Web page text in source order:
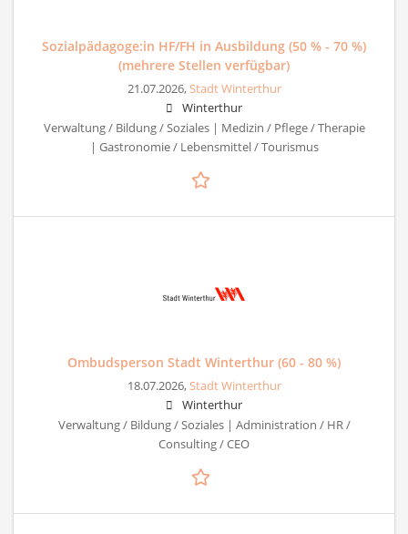
Sozialpädagoge:in HF/FH in Ausbildung (50 % - 70 %)
(mehrere Stellen verfügbar)
21.07.2026,Stadt Winterthur
Winterthur
Verwaltung / Bildung / Soziales | Medizin / Pflege / Therapie
| Gastronomie / Lebensmittel / Tourismus
Ombudsperson Stadt Winterthur (60 - 80 %)
18.07.2026,Stadt Winterthur
Winterthur
Verwaltung / Bildung / Soziales | Administration / HR /
Consulting / CEO